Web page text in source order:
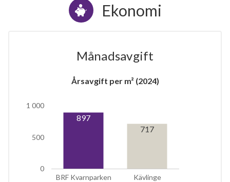
Ekonomi
Månadsavgift
Årsavgift per m² (2024)
BRF Kvarnparken Kävlinge
0
500
1 000
897
717